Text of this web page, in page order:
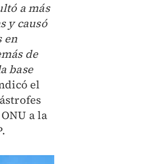
a más
y causó
en
de
base
el
a la